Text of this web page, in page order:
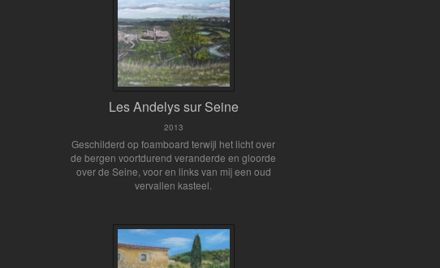
Les Andelys sur Seine
2013
Geschilderd op foamboard terwijl het licht over
de bergen voortdurend veranderde en gloorde
over de Seine, voor en links van mij een oud
vervallen kasteel.